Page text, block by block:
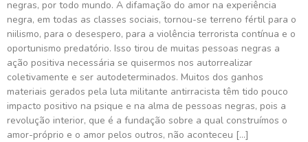
negras, por todo mundo. A difamação do amor na experiência
negra, em todas as classes sociais, tornou-se terreno fértil para o
niilismo, para o desespero, para a violência terrorista contínua e o
oportunismo predatório. Isso tirou de muitas pessoas negras a
ação positiva necessária se quisermos nos autorrealizar
coletivamente e ser autodeterminados. Muitos dos ganhos
materiais gerados pela luta militante antirracista têm tido pouco
impacto positivo na psique e na alma de pessoas negras, pois a
revolução interior, que é a fundação sobre a qual construímos o
amor-próprio e o amor pelos outros, não aconteceu [...]